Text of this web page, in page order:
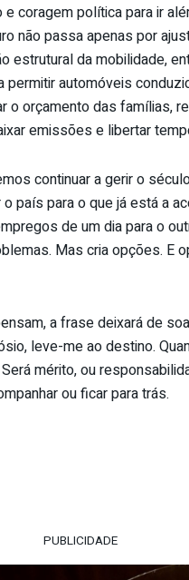
coragem política para ir
não passa apenas por
estrutural da mobilidade,
permitir automóveis
o orçamento das famílias,
emissões e libertar
continuar a gerir o
país para o que já está a
de um dia para o
Mas cria opções. E
a frase deixará de
leve-me ao destino.
mérito, ou
ou ficar para trás.
PUBLICIDADE